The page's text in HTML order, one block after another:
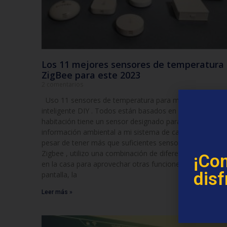
Los 11 mejores sensores de temperatura
ZigBee para este 2023
Uso 11 sensores de temperatura para mi calefacción
inteligente DIY . Todos están basados ​​en ZigBee y cada
habitación tiene un sensor designado para proporcionar
información ambiental a mi sistema de calefacción. A
pesar de tener más que suficientes sensores Sonoff
Zigbee , utilizo una combinación de diferentes sensores
en la casa para aprovechar otras funciones, como la
pantalla, la
Leer más »